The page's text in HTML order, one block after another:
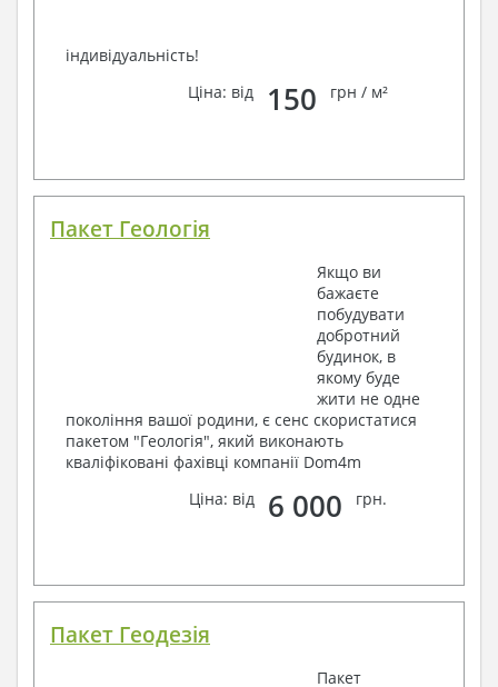
індивідуальність!
Ціна: від
150 грн / м²
Пакет Геологія
Якщо ви
бажаєте
побудувати
добротний
будинок, в
якому буде
жити не одне
покоління вашої родини, є сенс скористатися
пакетом "Геологія", який виконають
кваліфіковані фахівці компанії Dom4m
Ціна: від
6 000 грн.
Пакет Геодезія
Пакет